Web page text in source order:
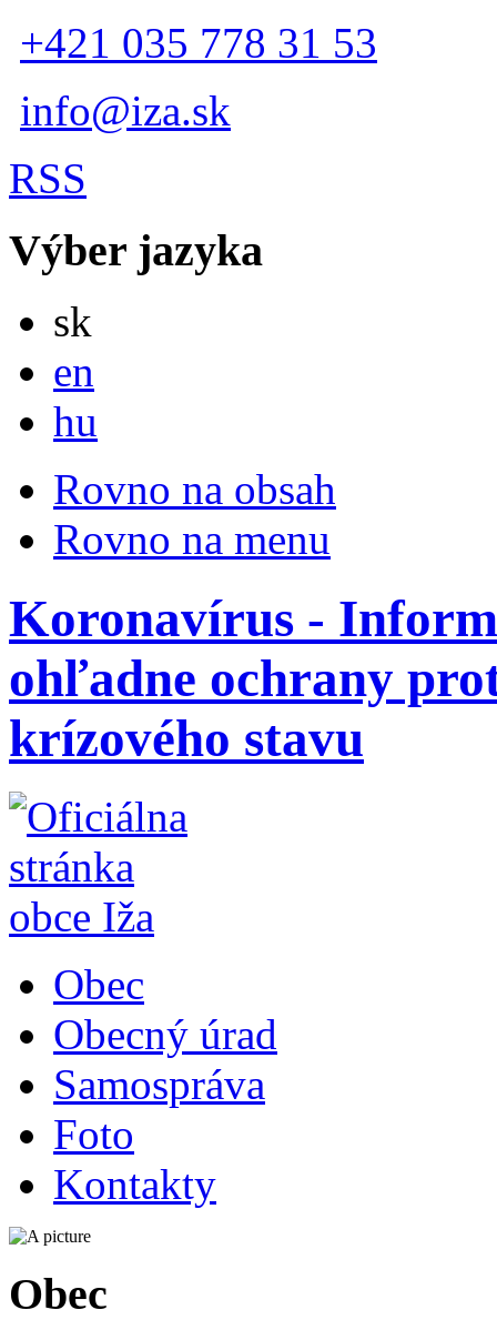
+421 035 778 31 53
info@iza.sk
RSS
Výber jazyka
sk
en
hu
Rovno na obsah
Rovno na menu
Koronavírus -
ohľadne ochrany
krízového stavu
Obec
Obecný úrad
Samospráva
Foto
Kontakty
Obec